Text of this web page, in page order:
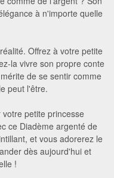
à n'importe quelle
Offrez à votre petite
la vivre son propre conte
de se sentir comme
peut l'être.
petite princesse
ce Diadème argenté de
et vous adorerez le
dès aujourd'hui et
!